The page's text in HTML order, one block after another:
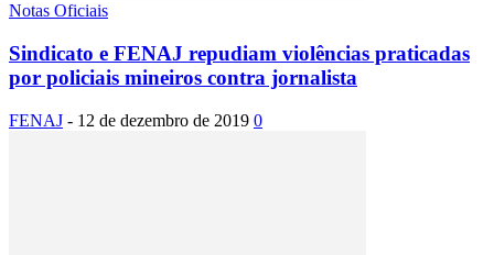
Notas Oficiais
Sindicato e FENAJ repudiam violências praticadas
por policiais mineiros contra jornalista
FENAJ - 12 de dezembro de 2019 0